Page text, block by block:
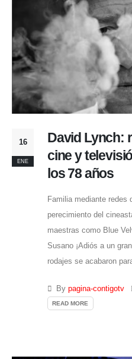
16
ENE
David Lynch:
cine y
los 78 años
Familia mediante redes
perecimiento del
maestras como Blue
Susano ¡Adiós a un
rodajes se acabaron
By pagina-contigotv
READ MORE